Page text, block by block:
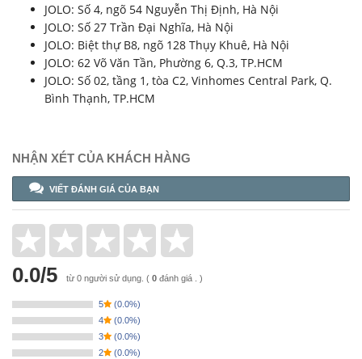
JOLO: Số 4, ngõ 54 Nguyễn Thị Định, Hà Nội
JOLO: Số 27 Trần Đại Nghĩa, Hà Nội
JOLO: Biệt thự B8, ngõ 128 Thụy Khuê, Hà Nội
JOLO: 62 Võ Văn Tần, Phường 6, Q.3, TP.HCM
JOLO: Số 02, tầng 1, tòa C2, Vinhomes Central Park, Q.
Bình Thạnh, TP.HCM
NHẬN XÉT CỦA KHÁCH HÀNG
VIẾT ĐÁNH GIÁ CỦA BẠN
0.0/5 từ 0 người sử dụng. ( 0 đánh giá . )
5 (0.0%)
4
(0.0%)
3
(0.0%)
2
(0.0%)